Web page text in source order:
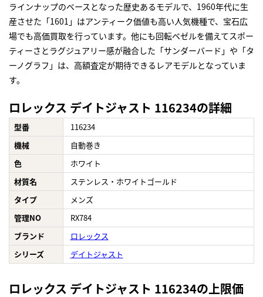
ラインナップのベースとなった歴史あるモデルで、1960年代に生
産させた「1601」はアンティーク価値も高い人気機種で、宝石広
場でも高価買取を行っています。他にも回転ベゼルを備えてスポー
ティーさとラグジュアリー感が融合した「サンダーバード」や「タ
ーノグラフ」は、高額査定が期待できるレアモデルとなっていま
す。
ロレックス デイトジャスト 116234の詳細
型番
116234
機械
自動巻き
色
ホワイト
材質名
ステンレス・ホワイトゴールド
タイプ
メンズ
管理NO
RX784
ブランド
ロレックス
シリーズ
デイトジャスト
ロレックス デイトジャスト 116234の上限価